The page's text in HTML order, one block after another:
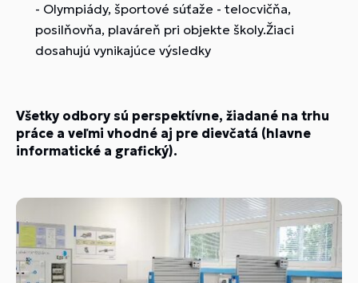
- Olympiády, športové súťaže - telocvičňa,
posilňovňa, plaváreň pri objekte školy.Žiaci
dosahujú vynikajúce výsledky
Všetky odbory sú perspektívne, žiadané na trhu
práce a veľmi vhodné aj pre dievčatá (hlavne
informatické a grafický).